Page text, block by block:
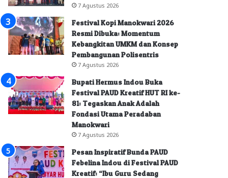
7 Agustus 2026
Festival Kopi Manokwari 2026
Resmi Dibuka: Momentum
Kebangkitan UMKM dan Konsep
Pembangunan Polisentris
7 Agustus 2026
Bupati Hermus Indou Buka
Festival PAUD Kreatif HUT RI ke-
81: Tegaskan Anak Adalah
Fondasi Utama Peradaban
Manokwari
7 Agustus 2026
Pesan Inspiratif Bunda PAUD
Febelina Indou di Festival PAUD
Kreatif: “Ibu Guru Sedang